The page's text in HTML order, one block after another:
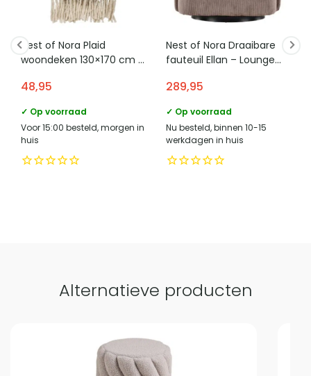
marktdeelnemer in de eu
Categorie Poefs
Vergelijk met alternatieven
schone doek en een milde textielreiniger zonder hard te
voetenbank bij een bank of fauteuil. Het ronde zitoppervlak
en de zachte bouclé bekleding bieden een comfortabele
plek om de benen te laten rusten.
Nest of Nora Plaid
woondeken 130×170 cm –
48,95
✓ Op voorraad
Voor 15:00 besteld, morgen in
huis
Nest of Nora Draaibare
fauteuil Ellan – Lounge
289,95
✓ Op voorraad
Nu besteld, binnen 10-15
werkdagen in huis
Alternatieve producten